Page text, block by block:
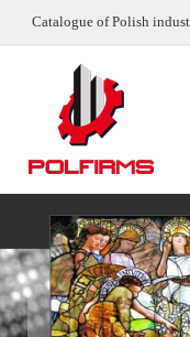
Catalogue of Polish